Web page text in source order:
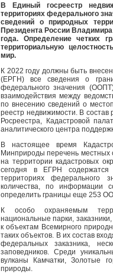
В Единый госреестр
территориях федерального
сведений о природных
Президента России
года. Определение четких
территориальную
мир.
К 2022 году должны быть
(ЕРГН) все сведения о
федерального значения
взаимодействия между
по внесению сведений о
реестр недвижимости. В
Росреестра, Кадастровой
аналитического центра
В настоящее время
Минприроды перечень местных
на территории кадастровых
сегодня в ЕГРН
территориях федерального
количества, по информации
определить границы еще 253
К особо охраняемым
национальные парки,
к объектам Всемирного
таких объектов. В их состав
федеральных заказника,
заповедников. Среди
вулканы Камчатки, Золотые
природы.